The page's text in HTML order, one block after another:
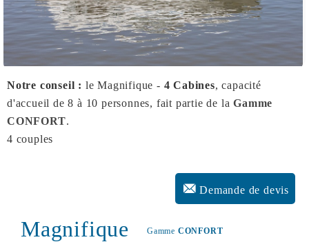
Notre conseil : le Magnifique - 4 Cabines, capacité
d'accueil de 8 à 10 personnes, fait partie de laGamme
CONFORT.
4 couples
Demande de devis
Magnifique Gamme CONFORT